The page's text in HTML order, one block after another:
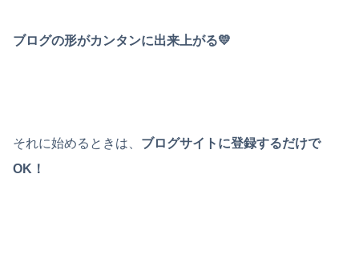
ブログの形がカンタンに出来上がる💛
それに始めるときは、 ブログサイトに登録するだけで
OK！